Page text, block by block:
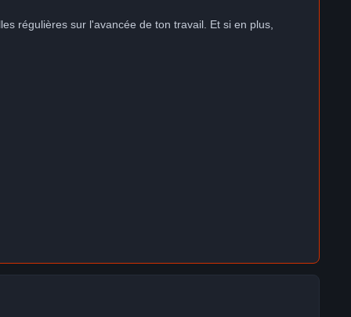
régulières sur l'avancée de ton travail. Et si en plus,